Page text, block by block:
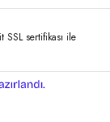
sertifikası ile